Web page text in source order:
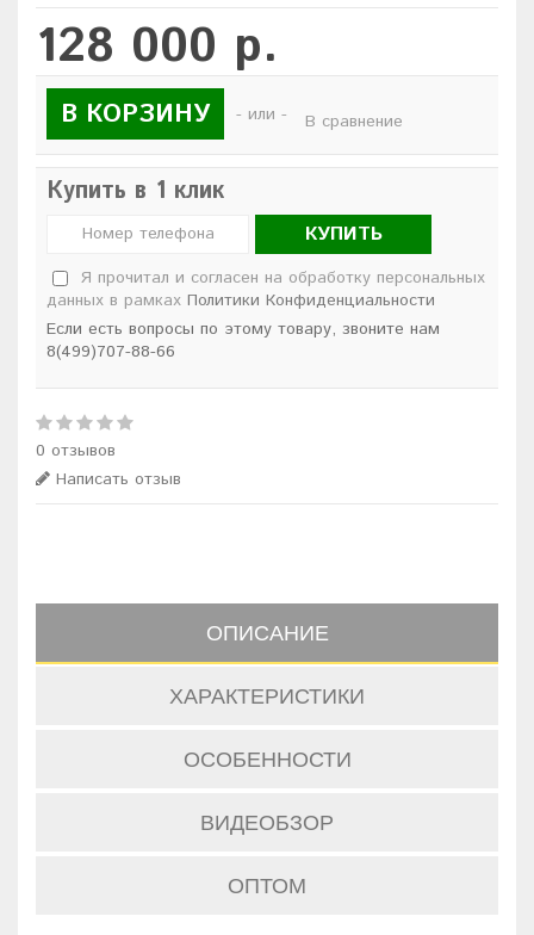
128 000 р.
В КОРЗИНУ - или - В сравнение
Купить в 1 клик
КУПИТЬ
Я прочитал и согласен на обработку персональных
данных в рамках Политики Конфиденциальности
Если есть вопросы по этому товару, звоните нам
8(499)707-88-66
0 отзывов
Написать отзыв
ОПИСАНИЕ
ХАРАКТЕРИСТИКИ
ОСОБЕННОСТИ
ВИДЕОБЗОР
ОПТОМ